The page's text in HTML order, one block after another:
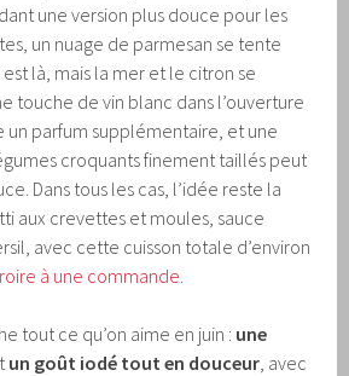
une version plus douce pour les
un nuage de parmesan se tente
là, mais la mer et le citron se
touche de vin blanc dans l’ouverture
un parfum supplémentaire, et une
croquants finement taillés peut
Dans tous les cas, l’idée reste la
aux crevettes et moules, sauce
avec cette cuisson totale d’environ
à une commande
tout ce qu’on aime en juin : une
un goût iodé tout en douceur , avec